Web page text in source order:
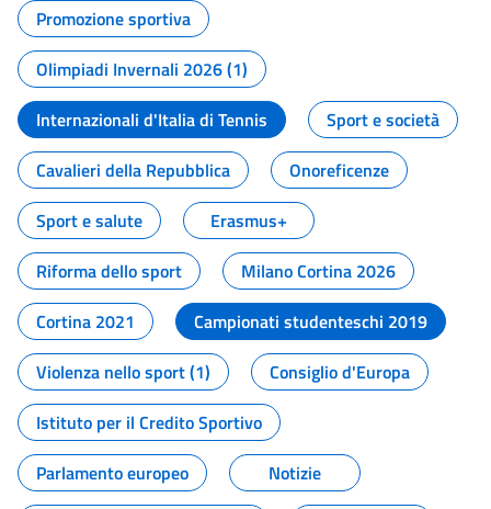
Promozione sportiva
Olimpiadi Invernali 2026 (1)
Internazionali d'Italia di Tennis
Sport e società
Cavalieri della Repubblica
Onoreficenze
Sport e salute
Erasmus+
Riforma dello sport
Milano Cortina 2026
Cortina 2021
Campionati studenteschi 2019
Violenza nello sport (1)
Consiglio d'Europa
Istituto per il Credito Sportivo
Parlamento europeo
Notizie